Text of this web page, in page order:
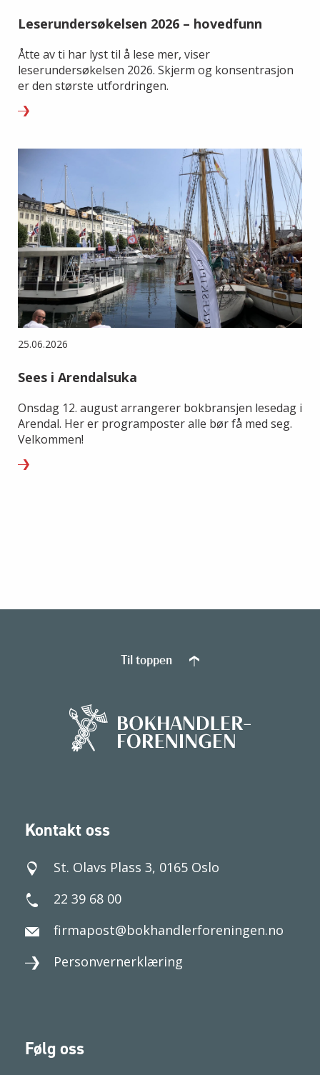
Leserundersøkelsen 2026 – hovedfunn
Åtte av ti har lyst til å lese mer, viser
leserundersøkelsen 2026. Skjerm og konsentrasjon
er den største utfordringen.
25.06.2026
Sees i Arendalsuka
Onsdag 12. august arrangerer bokbransjen lesedag i
Arendal. Her er programposter alle bør få med seg.
Velkommen!
Kontakt oss
St. Olavs Plass 3, 0165 Oslo
22 39 68 00
firmapost@bokhandlerforeningen.no
Personvernerklæring
Følg oss
Til toppen